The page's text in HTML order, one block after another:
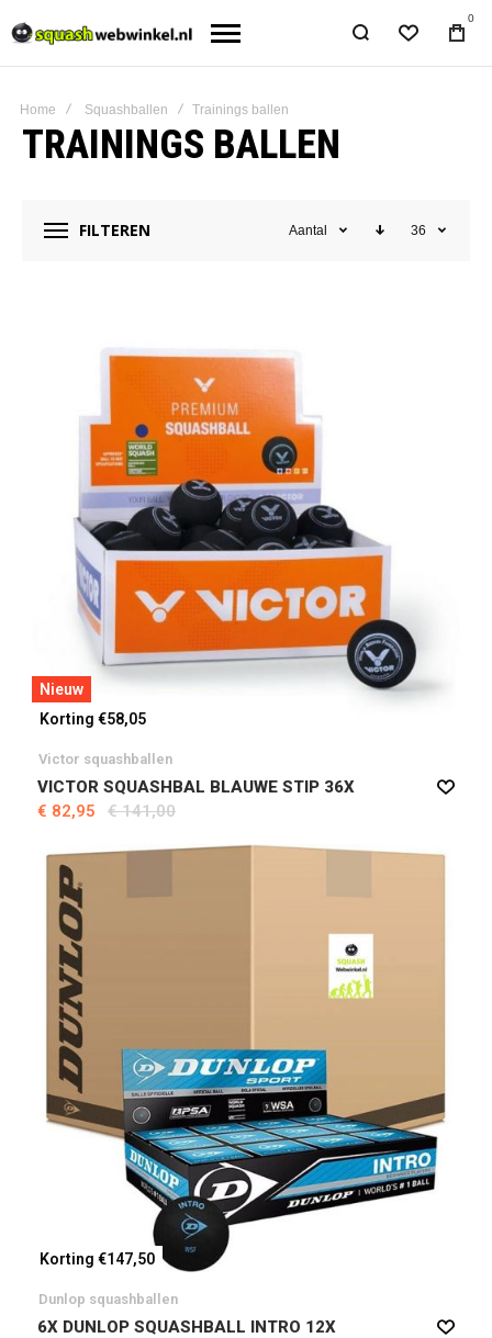
0
Home Squashballen Trainings ballen
TRAININGS BALLEN
FILTEREN Aantal 36
Nieuw
Korting €58,05
Victor squashballen
VICTOR SQUASHBAL BLAUWE STIP 36X
€ 82,95
€ 141,00
Korting €147,50
Dunlop squashballen
6X DUNLOP SQUASHBALL INTRO 12X